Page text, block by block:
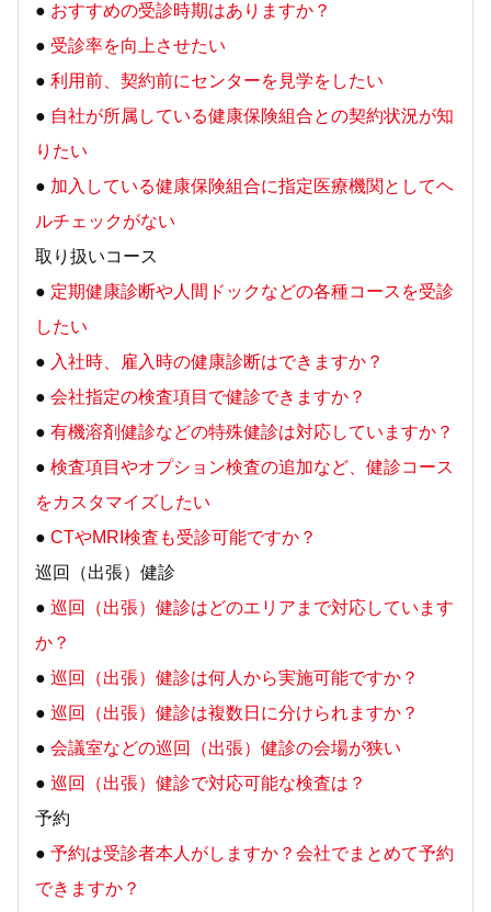
● おすすめの受診時期はありますか？
● 受診率を向上させたい
● 利用前、契約前にセンターを見学をしたい
● 自社が所属している健康保険組合との契約状況が知
りたい
● 加入している健康保険組合に指定医療機関としてヘ
ルチェックがない
取り扱いコース
● 定期健康診断や人間ドックなどの各種コースを受診
したい
● 入社時、雇入時の健康診断はできますか？
● 会社指定の検査項目で健診できますか？
● 有機溶剤健診などの特殊健診は対応していますか？
● 検査項目やオプション検査の追加など、健診コース
をカスタマイズしたい
● CTやMRI検査も受診可能ですか？
巡回（出張）健診
● 巡回（出張）健診はどのエリアまで対応しています
か？
● 巡回（出張）健診は何人から実施可能ですか？
● 巡回（出張）健診は複数日に分けられますか？
● 会議室などの巡回（出張）健診の会場が狭い
● 巡回（出張）健診で対応可能な検査は？
予約
● 予約は受診者本人がしますか？会社でまとめて予約
できますか？